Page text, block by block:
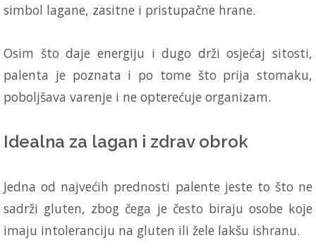
simbol lagane, zasitne i pristupačne hrane.
Osim što daje energiju i dugo drži osjećaj sitosti,
palenta je poznata i po tome što prija stomaku,
poboljšava varenje i ne opterećuje organizam.
Idealna za lagan i zdrav obrok
Jedna od najvećih prednosti palente jeste to što ne
sadrži gluten, zbog čega je često biraju osobe koje
imaju intoleranciju na gluten ili žele lakšu ishranu.